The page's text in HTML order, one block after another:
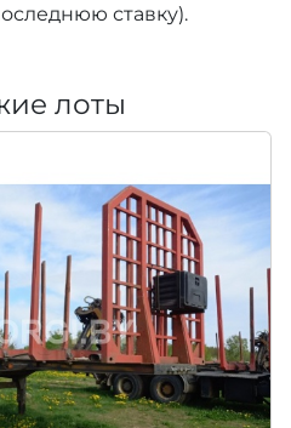
ставку).
лоты